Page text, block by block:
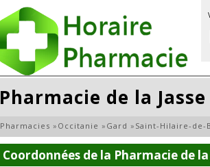
Pharmacie de la Jasse
Pharmacies » Occitanie » Gard » Saint-Hilaire-de-
Coordonnées de la Pharmacie de la